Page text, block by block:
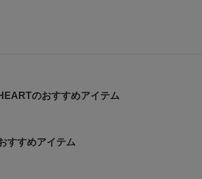
のおすすめアイテム
すすめアイテム